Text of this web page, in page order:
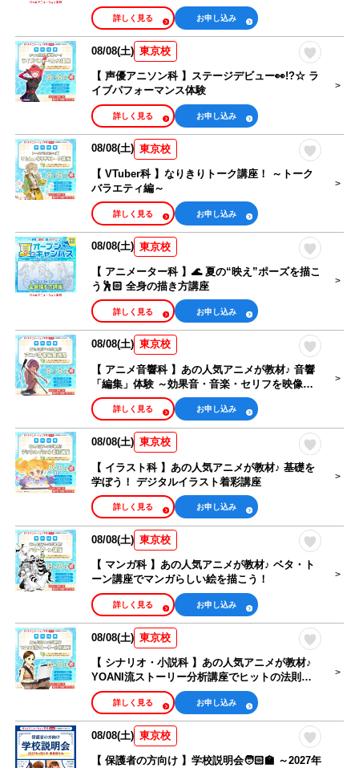
ライブ制作・舞
台制作・イベン
トスタッフ
ゲーム・ゲーム
プログラマー
高等部 大学部
カレンダーから選ぶ
オンラインオープンキャンパス
体験したい
相談・見学したい
お申し込み
詳しく見る
08/08(土) 東京校
【 声優アニソン科 】ステージデビュー👀!?☆ ラ
イブパフォーマンス体験
お申し込み
詳しく見る
08/08(土) 東京校
【 VTuber科 】なりきりトーク講座！ ～トーク
バラエティ編～
お申し込み
詳しく見る
08/08(土) 東京校
【 アニメーター科 】🌊 夏の“映え”ポーズを描こ
う🕺🏻 全身の描き方講座
お申し込み
詳しく見る
08/08(土) 東京校
【 アニメ音響科 】あの人気アニメが教材♪ 音響
「編集」体験 ～効果音・音楽・セリフを映像に
合わせよう～
お申し込み
詳しく見る
08/08(土) 東京校
【 イラスト科 】あの人気アニメが教材♪ 基礎を
学ぼう！ デジタルイラスト着彩講座
お申し込み
詳しく見る
08/08(土) 東京校
【 マンガ科 】あの人気アニメが教材♪ ベタ・ト
ーン講座でマンガらしい絵を描こう！
お申し込み
詳しく見る
08/08(土) 東京校
【 シナリオ・小説科 】あの人気アニメが教材♪
YOANI流ストーリー分析講座でヒットの法則を
知ろう！
お申し込み
詳しく見る
08/08(土) 東京校
【 保護者の方向け 】学校説明会🧑🏻‍🏫 ～2027年